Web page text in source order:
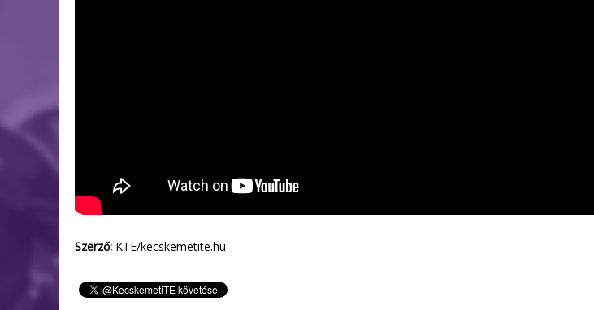
Szerző: KTE/kecskemetite.hu